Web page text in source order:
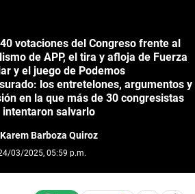
votaciones del Congreso frente al
de APP, el tira y afloja de Fuerza
y el juego de Podemos
los entretelones, argumentos y
en la que más de 30 congresistas
intentaron salvarlo
Karem Barboza Quiroz
03/2025, 05:59 p.m.